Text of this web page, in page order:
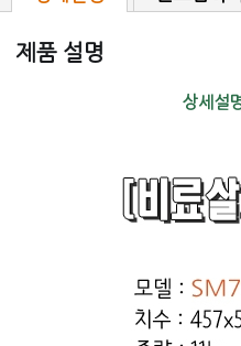
제품 설명
상세설